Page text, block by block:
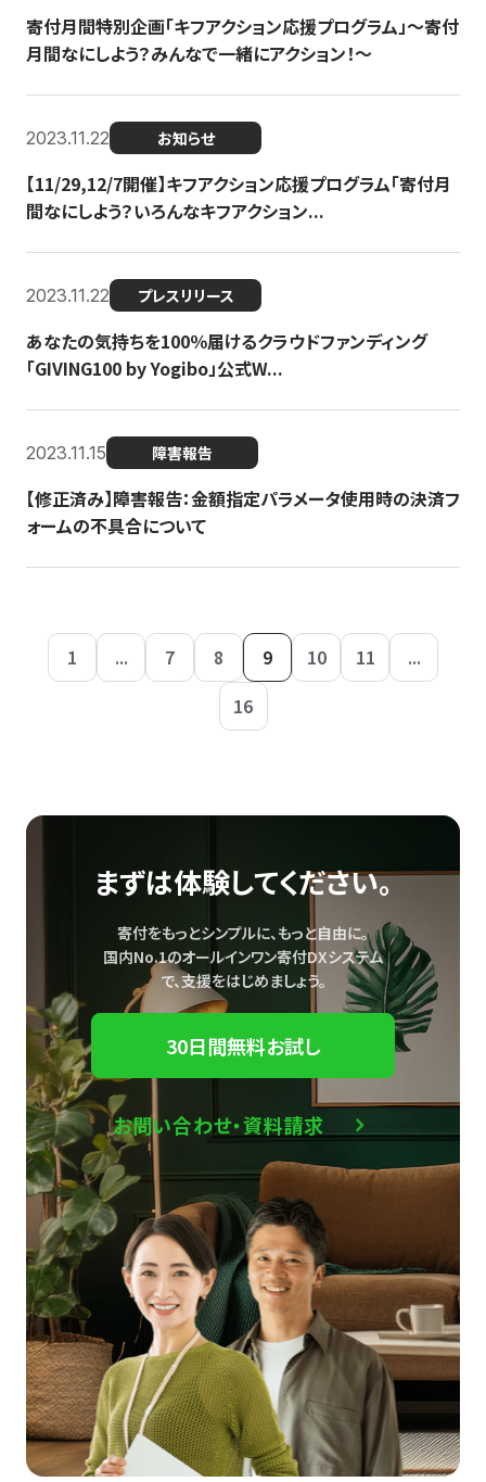
寄付月間特別企画「キフアクション応援プログラム」〜寄付
月間なにしよう？みんなで一緒にアクション！〜
2023.11.22 お知らせ
【11/29,12/7開催】キフアクション応援プログラム「寄付月
間なにしよう？いろんなキフアクション...
2023.11.22 プレスリリース
あなたの気持ちを100％届けるクラウドファンディング
「GIVING100 by Yogibo」公式W...
2023.11.15 障害報告
【修正済み】障害報告：金額指定パラメータ使用時の決済フ
ォームの不具合について
1 ... 7 8 9 10 11
...
16
まずは体験してください。
寄付をもっとシンプルに、もっと自由に。
国内No.1のオールインワン寄付DXシステム
で、支援をはじめましょう。
30日間無料お試し
お問い合わせ・資料請求